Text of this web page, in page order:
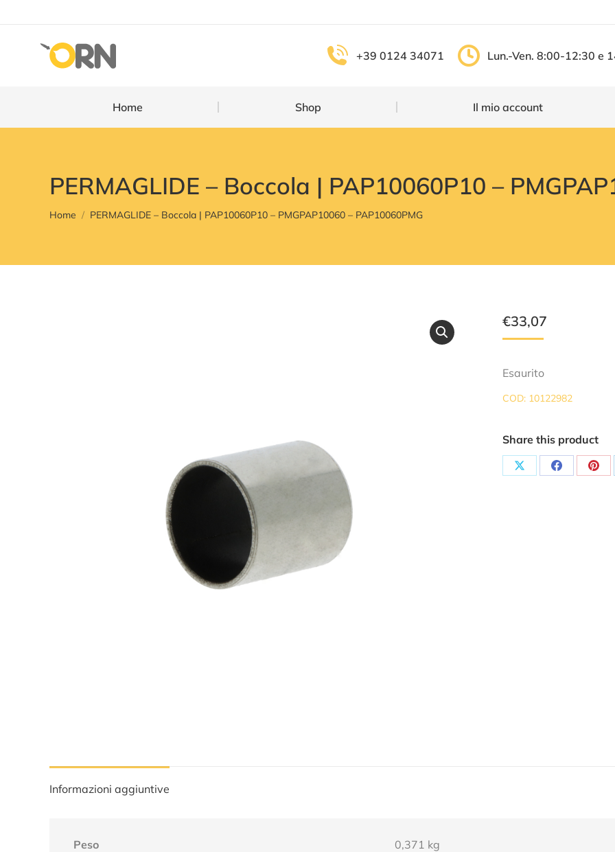
+39 0124 34071 Lun.-Ven. 8:00-12:30 e
Home Shop Il mio account
PERMAGLIDE – Boccola | PAP10060P10 –
You are here:
Home PERMAGLIDE – Boccola | PAP10060P10 – PMGPAP10060 – PAP10060PMG
€33,07
Esaurito
COD: 10122982
Share this product
Share Share
Informazioni aggiuntive
Peso
0,371 kg